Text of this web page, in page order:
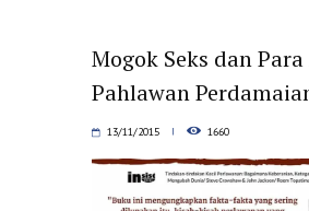
Mogok Seks dan
Pahlawan
13/11/2015 1660